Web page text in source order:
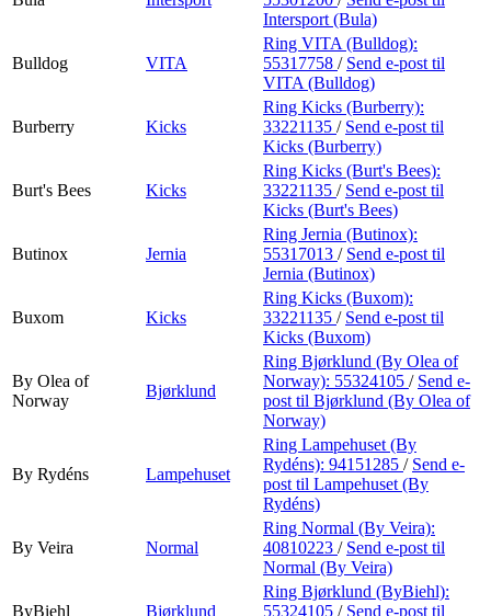
Intersport (Bula)
Bulldog VITA
Ring VITA (Bulldog):
55317758 / Send e-post til
VITA (Bulldog)
Burberry Kicks
Ring Kicks (Burberry):
33221135 / Send e-post til
Kicks (Burberry)
Burt's Bees Kicks
Ring Kicks (Burt's Bees):
33221135 / Send e-post til
Kicks (Burt's Bees)
Butinox Jernia
Ring Jernia (Butinox):
55317013 / Send e-post til
Jernia (Butinox)
Buxom Kicks
Ring Kicks (Buxom):
33221135 / Send e-post til
Kicks (Buxom)
By Olea of
Norway
Bjørklund
Ring Bjørklund (By Olea of
Norway): 55324105 / Send e-
post til Bjørklund (By Olea of
Norway)
By Rydéns Lampehuset
Ring Lampehuset (By
Rydéns): 94151285 / Send e-
post til Lampehuset (By
Rydéns)
By Veira Normal
Ring Normal (By Veira):
40810223 / Send e-post til
Normal (By Veira)
ByBiehl Bjørklund
Ring Bjørklund (ByBiehl):
55324105 / Send e-post til